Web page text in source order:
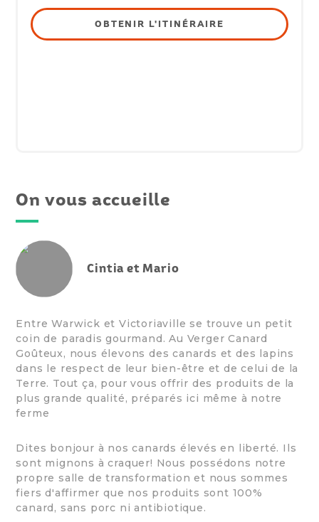
OBTENIR L'ITINÉRAIRE
On vous accueille
Cintia et Mario
Entre Warwick et Victoriaville se trouve un petit
coin de paradis gourmand. Au Verger Canard
Goûteux, nous élevons des canards et des lapins
dans le respect de leur bien-être et de celui de la
Terre. Tout ça, pour vous offrir des produits de la
plus grande qualité, préparés ici même à notre
ferme
Dites bonjour à nos canards élevés en liberté. Ils
sont mignons à craquer! Nous possédons notre
propre salle de transformation et nous sommes
fiers d'affirmer que nos produits sont 100%
canard, sans porc ni antibiotique.